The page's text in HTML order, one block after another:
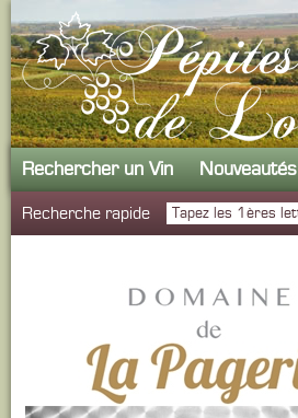
Rechercher un Vin Nouveautés
Recherche rapide